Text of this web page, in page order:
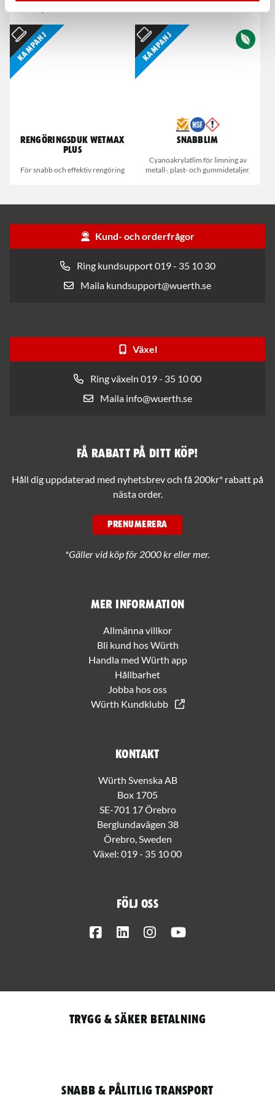
Kampanj
Rengöringsduk Wetmax
Plus
För snabb och effektiv rengöring
Kampanj
Snabblim
Cyanoakrylatlim för limning av
metall-, plast- och gummidetaljer.
Kund- och orderfrågor
Ring kundsupport 019 - 35 10 30
Maila kundsupport@wuerth.se
Växel
Ring växeln 019 - 35 10 00
Maila info@wuerth.se
Mer information
Allmänna villkor
Bli kund hos Würth
Handla med Würth app
Hållbarhet
Jobba hos oss
Würth Kundklubb
Kontakt
Würth Svenska AB
Box 1705
SE-701 17 Örebro
Berglundavägen 38
Örebro, Sweden
Växel: 019 - 35 10 00
Följ oss
FacebookLinkedInInstagram
Få rabatt på ditt köp!
Håll dig uppdaterad med nyhetsbrev och få 200kr* rabatt på
nästa order.
PRENUMERERA
*Gäller vid köp för 2000 kr eller mer.
Trygg & säker betalning
Snabb & pålitlig transport